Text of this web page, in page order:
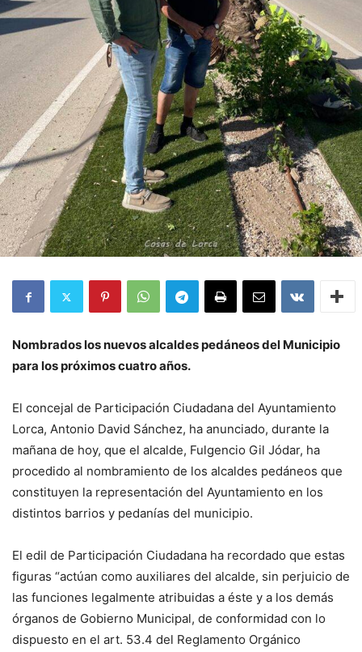
Nombrados los nuevos alcaldes pedáneos del Municipio
para los próximos cuatro años.
El concejal de Participación Ciudadana del Ayuntamiento
Lorca, Antonio David Sánchez, ha anunciado, durante la
mañana de hoy, que el alcalde, Fulgencio Gil Jódar, ha
procedido al nombramiento de los alcaldes pedáneos que
constituyen la representación del Ayuntamiento en los
distintos barrios y pedanías del municipio.
El edil de Participación Ciudadana ha recordado que estas
figuras “actúan como auxiliares del alcalde, sin perjuicio de
las funciones legalmente atribuidas a éste y a los demás
órganos de Gobierno Municipal, de conformidad con lo
dispuesto en el art. 53.4 del Reglamento Orgánico